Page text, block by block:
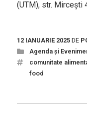
(UTM), str. Mirceşti
12 IANUARIE 2025DE
Agenda și
comunitate
food